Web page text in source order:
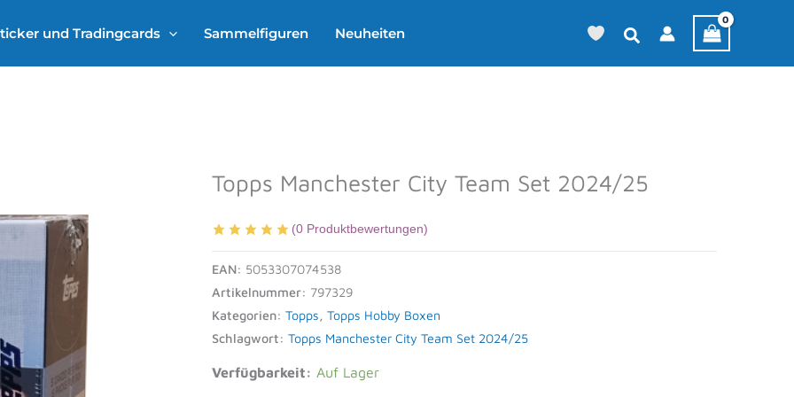
und Tradingcards Sammelfiguren Neuheiten
Topps Manchester City Team Set 2024/25
(0 Produktbewertungen)
EAN: 5053307074538
Artikelnummer: 797329
Kategorien: Topps Topps Hobby Boxen
Schlagwort: Topps Manchester City Team Set 2024/25
Verfügbarkeit: Auf Lager